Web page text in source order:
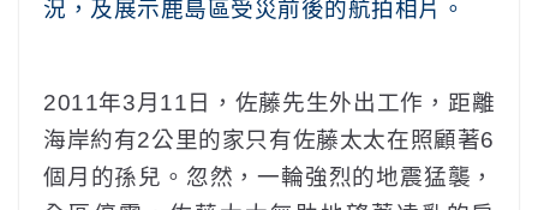
況，及展示鹿島區受災前後的航拍相片。
2011年3月11日，佐藤先生外出工作，距離
海岸約有2公里的家只有佐藤太太在照顧著6
個月的孫兒。忽然，一輪強烈的地震猛襲，